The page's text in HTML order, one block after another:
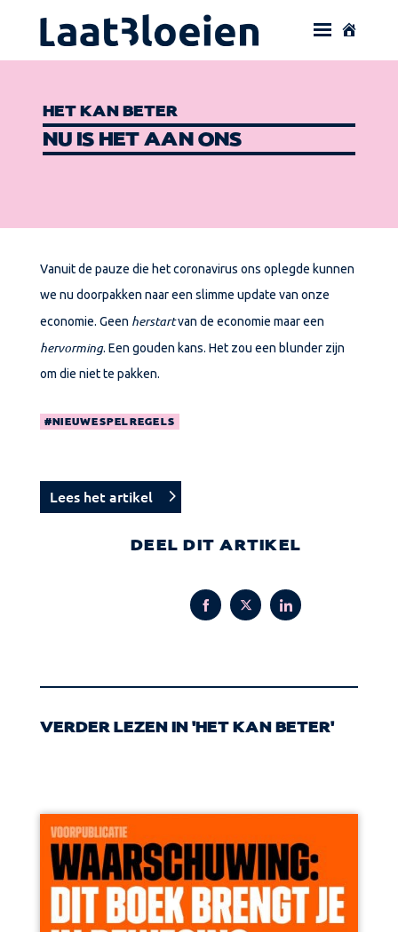
HET KAN BETER
NU IS HET AAN ONS
Vanuit de pauze die het coronavirus ons oplegde kunnen
we nu doorpakken naar een slimme update van onze
economie. Geen herstartvan de economie maar een
hervorming. Een gouden kans. Het zou een blunder zijn
om die niet te pakken.
NIEUWESPELREGELS
Lees het artikel
DEEL DIT ARTIKEL
VERDER LEZEN IN 'HET KAN BETER'